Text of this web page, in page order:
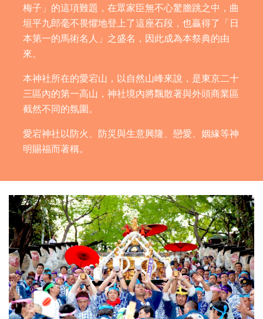
梅子」的這項難題，在眾家臣無不心驚膽跳之中，曲
垣平九郎毫不畏懼地登上了這座石段，也贏得了「日
本第一的馬術名人」之盛名，因此成為本祭典的由
來。
本神社所在的愛宕山，以自然山峰來說，是東京二十
三區內的第一高山，神社境內將飄散著與外頭商業區
截然不同的氛圍。
愛宕神社以防火、防災與生意興隆、戀愛、姻緣等神
明賜福而著稱。